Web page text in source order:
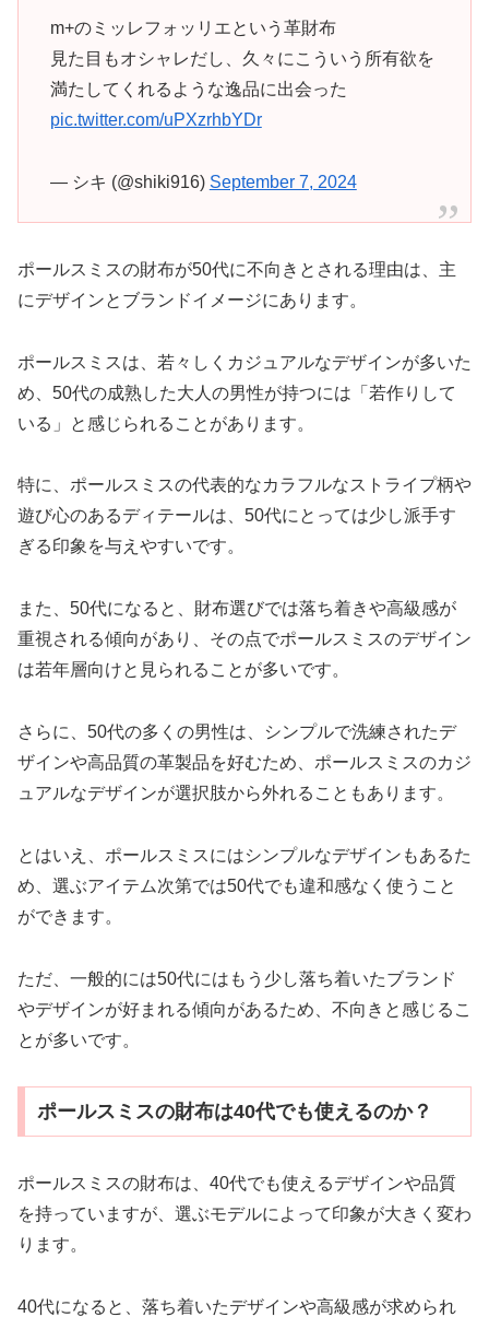
m+のミッレフォッリエという革財布
見た目もオシャレだし、久々にこういう所有欲を
満たしてくれるような逸品に出会った
pic.twitter.com/uPXzrhbYDr
— シキ (@shiki916) September 7, 2024
ポールスミスの財布が50代に不向きとされる理由は、主
にデザインとブランドイメージにあります。
ポールスミスは、若々しくカジュアルなデザインが多いた
め、50代の成熟した大人の男性が持つには「若作りして
いる」と感じられることがあります。
特に、ポールスミスの代表的なカラフルなストライプ柄や
遊び心のあるディテールは、50代にとっては少し派手す
ぎる印象を与えやすいです。
また、50代になると、財布選びでは落ち着きや高級感が
重視される傾向があり、その点でポールスミスのデザイン
は若年層向けと見られることが多いです。
さらに、50代の多くの男性は、シンプルで洗練されたデ
ザインや高品質の革製品を好むため、ポールスミスのカジ
ュアルなデザインが選択肢から外れることもあります。
とはいえ、ポールスミスにはシンプルなデザインもあるた
め、選ぶアイテム次第では50代でも違和感なく使うこと
ができます。
ただ、一般的には50代にはもう少し落ち着いたブランド
やデザインが好まれる傾向があるため、不向きと感じるこ
とが多いです。
ポールスミスの財布は40代でも使えるのか？
ポールスミスの財布は、40代でも使えるデザインや品質
を持っていますが、選ぶモデルによって印象が大きく変わ
ります。
40代になると、落ち着いたデザインや高級感が求められ